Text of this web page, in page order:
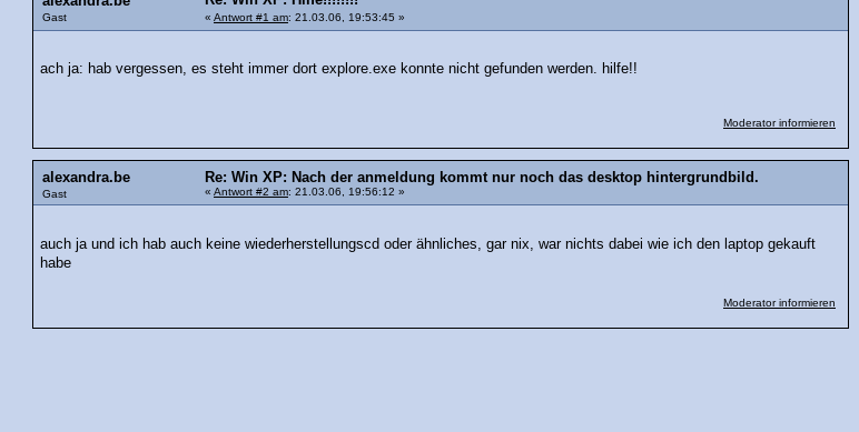
Gast « Antwort #1 am: 21.03.06, 19:53:45 »
ach ja: hab vergessen, es steht immer dort explore.exe konnte nicht gefunden werden. hilfe!!
Moderator informieren
alexandra.be
Gast
Re: Win XP: Nach der anmeldung kommt nur noch das desktop hintergrundbild.
« Antwort #2 am: 21.03.06, 19:56:12 »
auch ja und ich hab auch keine wiederherstellungscd oder ähnliches, gar nix, war nichts dabei wie ich den laptop gekauft
habe
Moderator informieren